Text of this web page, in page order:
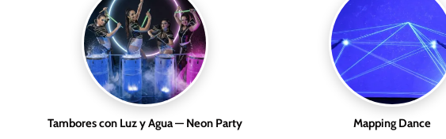
Tambores con Luz y Agua — Neon Party Mapping Dance